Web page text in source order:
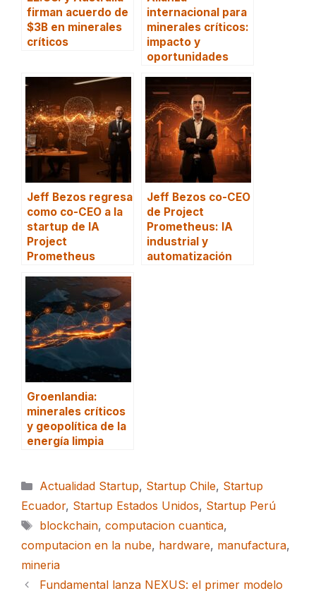
firman acuerdo de
$3B en minerales
críticos
internacional para
minerales críticos:
impacto y
oportunidades
Jeff Bezos regresa
como co-CEO a la
startup de IA
Project
Prometheus
Jeff Bezos co-CEO
de Project
Prometheus: IA
industrial y
automatización
Groenlandia:
minerales críticos
y geopolítica de la
energía limpia
Categorías
Actualidad Startup, Startup Chile, Startup
Ecuador, Startup Estados Unidos, Startup Perú
Etiquetas
blockchain, computacion cuantica,
computacion en la nube, hardware, manufactura,
mineria
Fundamental lanza NEXUS: el primer modelo